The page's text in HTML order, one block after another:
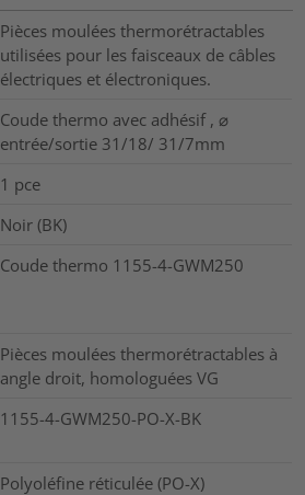
Pièces moulées thermorétractables
utilisées pour les faisceaux de câbles
électriques et électroniques.
Coude thermo avec adhésif , ⌀
entrée/sortie 31/18/ 31/7mm
1 pce
Noir (BK)
Coude thermo 1155-4-GWM250
Pièces moulées thermorétractables à
angle droit, homologuées VG
1155-4-GWM250-PO-X-BK
Polyoléfine réticulée (PO-X)